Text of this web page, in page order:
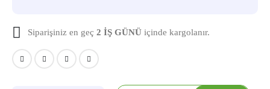
Siparişiniz en geç 2 İŞ GÜNÜ içinde kargolanır.